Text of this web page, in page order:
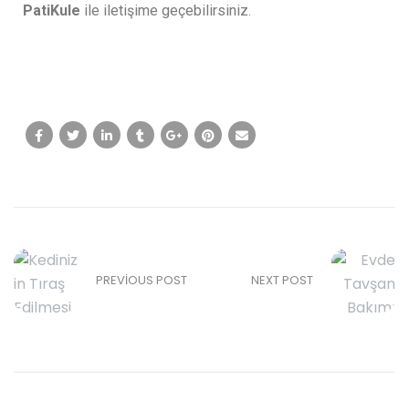
PatiKule ile iletişime geçebilirsiniz.
PREVIOUS POST NEXT POST